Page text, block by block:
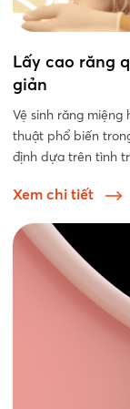
Lấy cao răng
giản
Vệ sinh răng
thuật phổ biến
định dựa trên tình
Xem chi tiết